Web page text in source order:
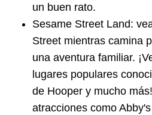
un buen rato.
Sesame Street Land:
Street mientras camina
una aventura familiar.
lugares populares
de Hooper y mucho
atracciones como